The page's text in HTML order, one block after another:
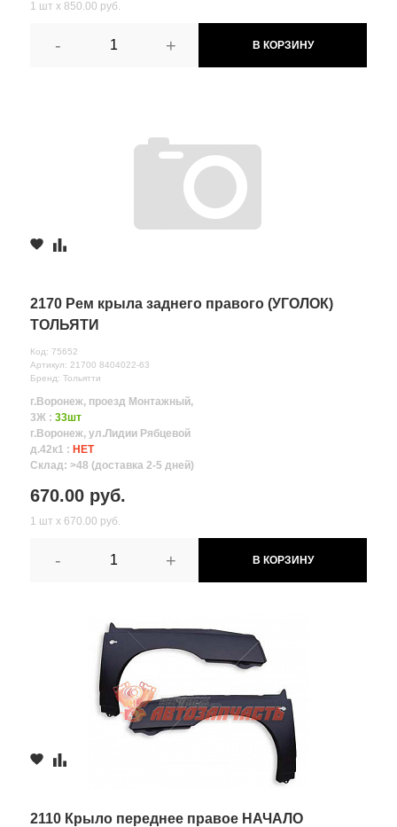
1 шт х 850.00 руб.
- + В КОРЗИНУ
2170 Рем крыла заднего правого (УГОЛОК)
ТОЛЬЯТИ
Код: 75652
Артикул: 21700 8404022-63
Бренд: Тольятти
г.Воронеж, проезд Монтажный,
3Ж : 33шт
г.Воронеж, ул.Лидии Рябцевой
д.42к1 : НЕТ
Склад: >48 (доставка 2-5 дней)
670.00 руб.
1 шт х 670.00 руб.
- + В КОРЗИНУ
2110 Крыло переднее правое НАЧАЛО